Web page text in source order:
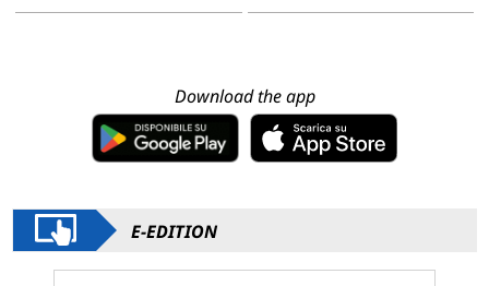
Download the app
E-EDITION